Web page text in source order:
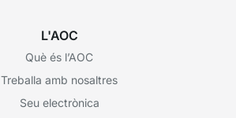
L'AOC
Què és l’AOC
Treballa amb nosaltres
Seu electrònica